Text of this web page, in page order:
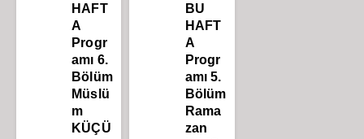
HAFT
A
Progr
amı 6.
Bölüm
Müslü
m
KÜÇÜ
BU
HAFT
A
Progr
amı 5.
Bölüm
Rama
zan